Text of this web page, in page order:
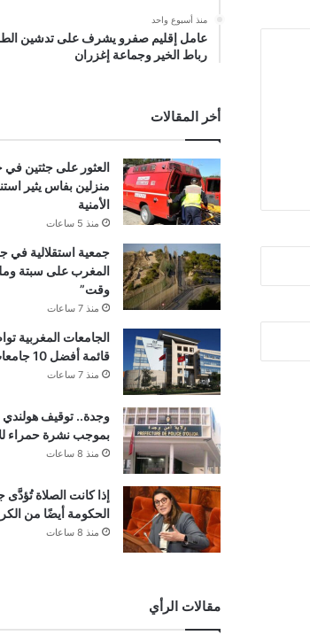
منذ أسبوع واحد
عامل إقليم صفرو يشرف على تدشين
رباط الخير وجماعة إغزران
أخر المقالات
العثور على جثتين في
منزلين بفاس يثير
الأمنية
منذ 5 ساعات
جمعية استقلالية في
المغرب على سبتة
وقت”
منذ 7 ساعات
الجامعات المغربية
قائمة أفضل 10 جامعات في إفريقيا
منذ 7 ساعات
وجدة.. توقيف هولندي
بموجب نشرة حمراء
منذ 8 ساعات
إذا كانت الصلاة
الحكومة أيضًا من
منذ 8 ساعات
مقالات الرأي